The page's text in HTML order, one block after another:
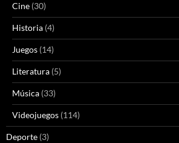
Cine (30)
Historia (4)
Juegos (14)
Literatura (5)
Música (33)
Videojuegos (114)
Deporte (3)